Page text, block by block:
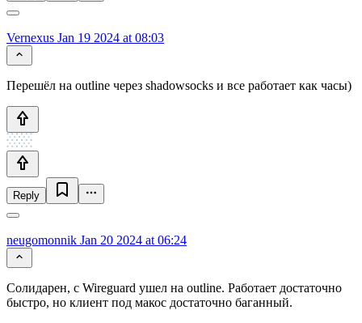
Vernexus Jan 19 2024 at 08:03
Перешёл на outline через shadowsocks и все работает как часы)
Reply
neugomonnik Jan 20 2024 at 06:24
Солидарен, с Wireguard ушел на outline. Работает достаточно
быстро, но клиент под макос достаточно баганный.